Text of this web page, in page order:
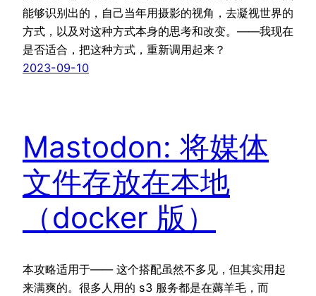
能够识别出的，自己当年用摄影的视角，去凝视世界的
方式，以及对这种方式本身的思考和改变。——我现在
是否适合，把这种方式，重新调用起来？
2023-09-10
Mastodon: 将媒体
文件存放在本地
（docker 版）
本攻略适用于—— 这个搭配虽然不多见，但其实用起
来满爽的。很多人用的 s3 服务都是在薅羊毛，而